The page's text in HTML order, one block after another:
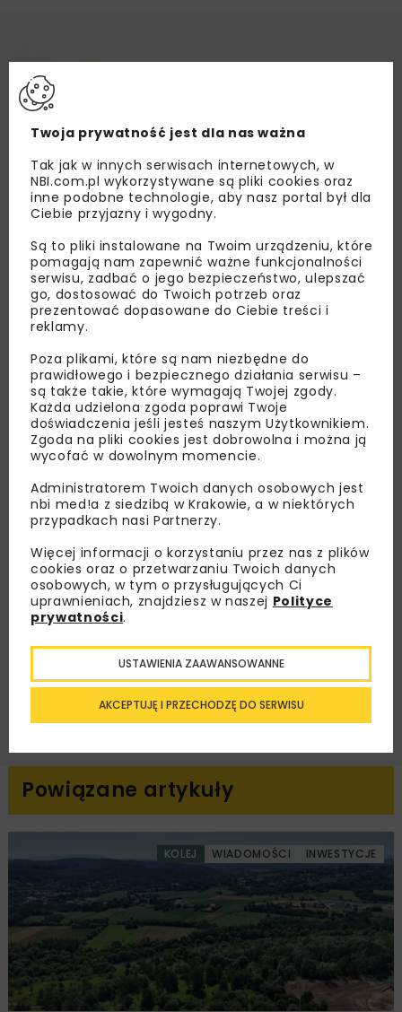
Lubisz wiedzieć więcej?
Zapisz się do newslettera aby otrzymywać od
nas najlepsze informacje branżowe,
zaproszenia na wydarzenia, atrakcyjne oferty i
dedykowane akcje specjalne.
Zapoznałam/em się zPolityką Prywatnościi
Regulaminemoraz wyrażam zgodę na otrzymywanie na
podany przeze mnie adres e-mail korespondencji
ZAPISZ MNIE
Powiązane artykuły
KOLEJ WIADOMOŚCI INWESTYCJE
Twoja prywatność jest dla nas ważna
Tak jak w innych serwisach internetowych, w
NBI.com.pl wykorzystywane są pliki cookies oraz
inne podobne technologie, aby nasz portal był dla
Ciebie przyjazny i wygodny.
Są to pliki instalowane na Twoim urządzeniu, które
pomagają nam zapewnić ważne funkcjonalności
serwisu, zadbać o jego bezpieczeństwo, ulepszać
go, dostosować do Twoich potrzeb oraz
prezentować dopasowane do Ciebie treści i
reklamy.
Poza plikami, które są nam niezbędne do
prawidłowego i bezpiecznego działania serwisu –
są także takie, które wymagają Twojej zgody.
Każda udzielona zgoda poprawi Twoje
doświadczenia jeśli jesteś naszym Użytkownikiem.
Zgoda na pliki cookies jest dobrowolna i można ją
wycofać w dowolnym momencie.
Administratorem Twoich danych osobowych jest
nbi med!a z siedzibą w Krakowie, a w niektórych
przypadkach nasi Partnerzy.
Więcej informacji o korzystaniu przez nas z plików
cookies oraz o przetwarzaniu Twoich danych
osobowych, w tym o przysługujących Ci
uprawnieniach, znajdziesz w naszej Polityce
prywatności.
AKCEPTUJĘ I PRZECHODZĘ DO SERWISU
USTAWIENIA ZAAWANSOWANNE